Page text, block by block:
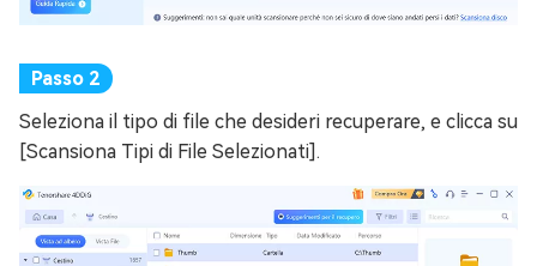
Seleziona il tipo di file che desideri recuperare, e clicca su
[Scansiona Tipi di File Selezionati].